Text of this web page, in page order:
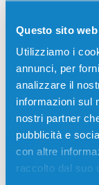
Questo sito
Utilizziamo i
annunci, per
analizzare il
informazioni sul
nostri partner
pubblicità e
con altre
raccolto dal suo
Stampanti